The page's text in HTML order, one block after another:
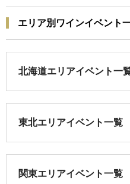
エリア別ワインイベント
北海道エリアイベント一
東北エリアイベント一覧
関東エリアイベント一覧